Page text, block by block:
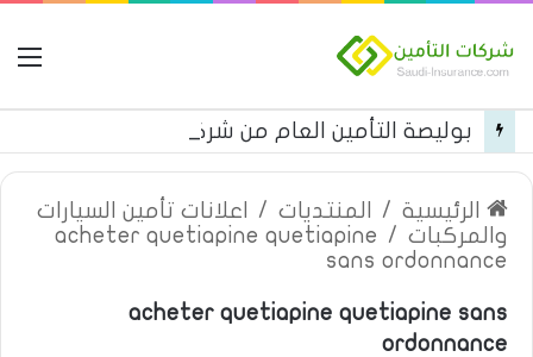
الرئيسية / المنتديات /
اعلانات تأمين السيارات
والمركبات /
acheter quetiapine quetiapine
sans ordonnance
acheter quetiapine quetiapine sans
ordonnance